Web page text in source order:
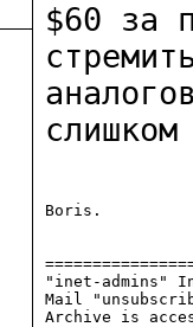
$60 за
слишком
Boris.
"inet-admins"
Mail
Archive is